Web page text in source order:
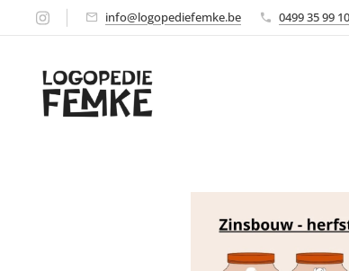
info@logopediefemke.be 0499 35 99 10